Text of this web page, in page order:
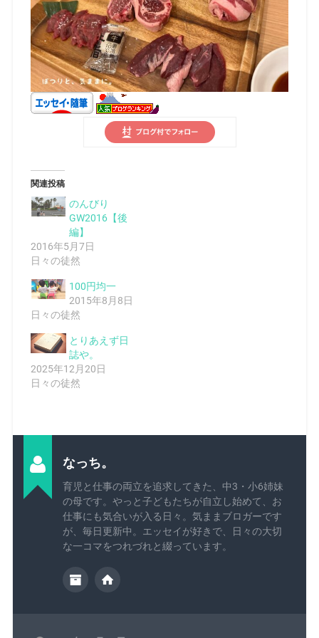
関連投稿
のんびり
GW2016【後
編】
2016年5月7日
日々の徒然
100円均一
2015年8月8日
日々の徒然
とりあえず日
誌や。
2025年12月20日
日々の徒然
なっち。
育児と仕事の両立を追求してきた、中3・小6姉妹
の母です。やっと子どもたちが自立し始めて、お
仕事にも気合いが入る日々。気ままブロガーです
が、毎日更新中。エッセイが好きで、日々の大切
な一コマをつれづれと綴っています。